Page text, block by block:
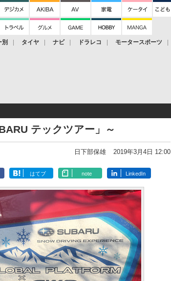
別 タイヤ ナビ ドラレコ モータースポーツ
テックツアー」～
日下部保雄 2019年3月4日 12:00
はてブ note LinkedIn